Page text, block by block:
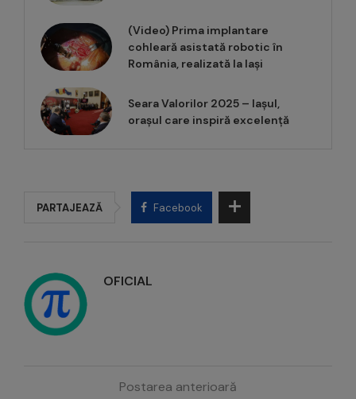
(Video) Prima implantare
cohleară asistată robotic în
România, realizată la Iași
Seara Valorilor 2025 – Iașul,
orașul care inspiră excelență
PARTAJEAZĂ Facebook
OFICIAL
Postarea anterioară